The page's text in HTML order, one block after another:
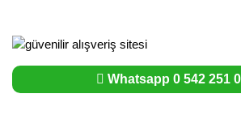
Whatsapp 0 542 251